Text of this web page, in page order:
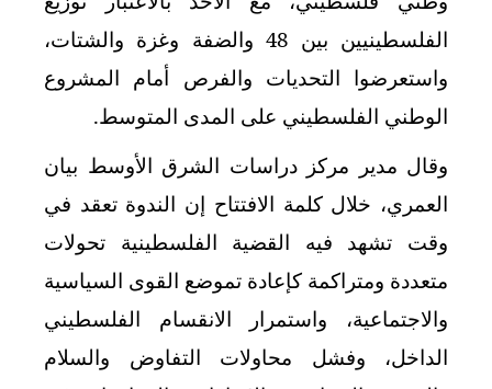
الفلسطينيين بين 48 والضفة وغزة والشتات،
واستعرضوا التحديات والفرص أمام المشروع
الوطني الفلسطيني على المدى المتوسط.
وقال مدير مركز دراسات الشرق الأوسط بيان
العمري، خلال كلمة الافتتاح إن الندوة تعقد في
وقت تشهد فيه القضية الفلسطينية تحولات
متعددة ومتراكمة كإعادة تموضع القوى السياسية
والاجتماعية، واستمرار الانقسام الفلسطيني
الداخل، وفشل محاولات التفاوض والسلام